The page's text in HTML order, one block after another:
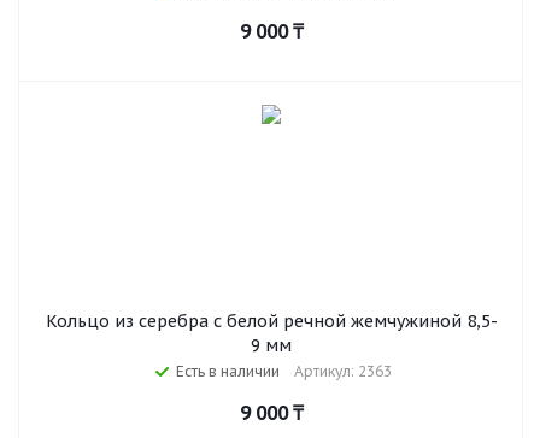
9 000₸
Кольцо из серебра с белой речной жемчужиной 8,5-
9 мм
Есть в наличии Артикул: 2363
9 000₸